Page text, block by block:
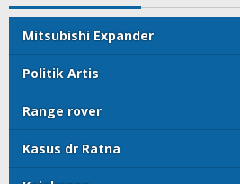
Mitsubishi Expander
Politik Artis
Range rover
Kasus dr Ratna